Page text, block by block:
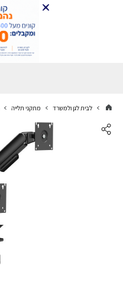
לבית לגן ולמשרד מתקני תלייה